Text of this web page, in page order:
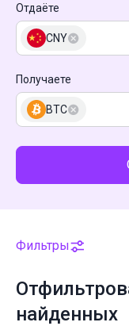
Отдаёте
CNY
Получаете
BTC
Фильтры
найденных